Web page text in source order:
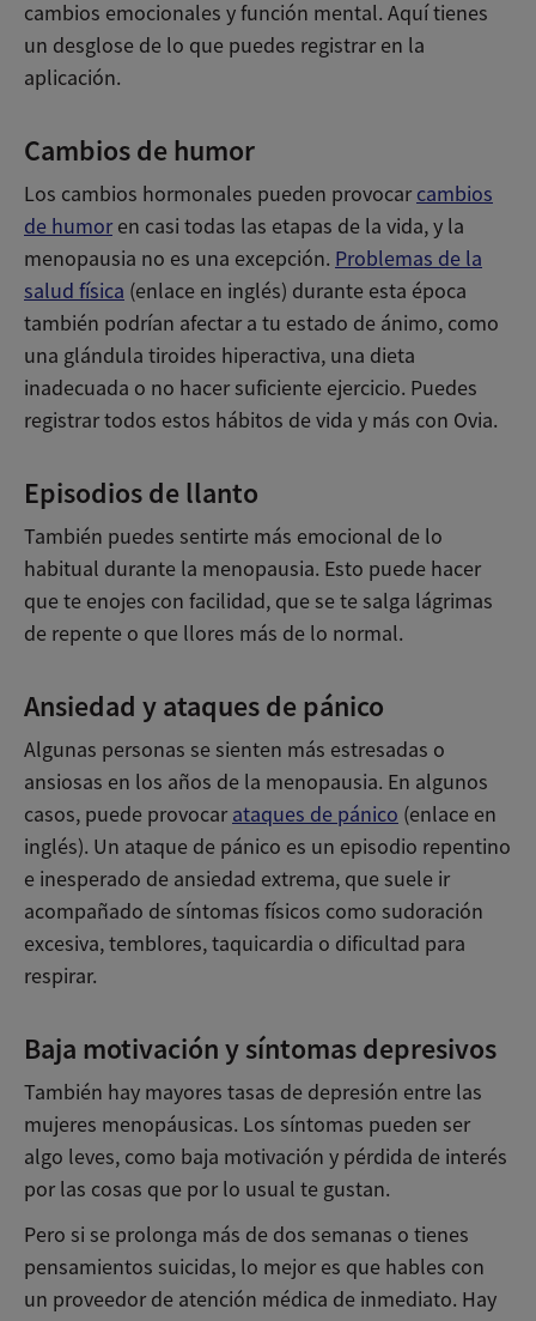
cambios emocionales y función mental. Aquí tienes
un desglose de lo que puedes registrar en la
aplicación.
Cambios de humor
Los cambios hormonales pueden provocar cambios
de humor en casi todas las etapas de la vida, y la
menopausia no es una excepción. Problemas de la
salud física (enlace en inglés) durante esta época
también podrían afectar a tu estado de ánimo, como
una glándula tiroides hiperactiva, una dieta
inadecuada o no hacer suficiente ejercicio. Puedes
registrar todos estos hábitos de vida y más con Ovia.
Episodios de llanto
También puedes sentirte más emocional de lo
habitual durante la menopausia. Esto puede hacer
que te enojes con facilidad, que se te salga lágrimas
de repente o que llores más de lo normal.
Ansiedad y ataques de pánico
Algunas personas se sienten más estresadas o
ansiosas en los años de la menopausia. En algunos
casos, puede provocar ataques de pánico (enlace en
inglés). Un ataque de pánico es un episodio repentino
e inesperado de ansiedad extrema, que suele ir
acompañado de síntomas físicos como sudoración
excesiva, temblores, taquicardia o dificultad para
respirar.
Baja motivación y síntomas depresivos
También hay mayores tasas de depresión entre las
mujeres menopáusicas. Los síntomas pueden ser
algo leves, como baja motivación y pérdida de interés
por las cosas que por lo usual te gustan.
Pero si se prolonga más de dos semanas o tienes
pensamientos suicidas, lo mejor es que hables con
un proveedor de atención médica de inmediato. Hay